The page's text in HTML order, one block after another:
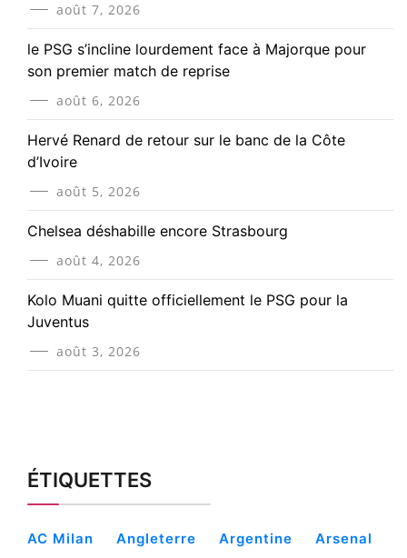
août 7, 2026
le PSG s’incline lourdement face à Majorque pour
son premier match de reprise
août 6, 2026
Hervé Renard de retour sur le banc de la Côte
d’Ivoire
août 5, 2026
Chelsea déshabille encore Strasbourg
août 4, 2026
Kolo Muani quitte officiellement le PSG pour la
Juventus
août 3, 2026
ÉTIQUETTES
AC Milan Angleterre Argentine Arsenal